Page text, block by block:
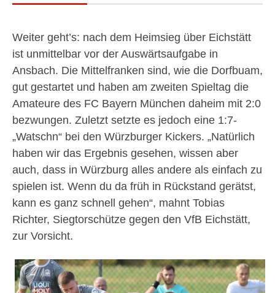
Weiter geht’s: nach dem Heimsieg über Eichstätt
ist unmittelbar vor der Auswärtsaufgabe in
Ansbach. Die Mittelfranken sind, wie die Dorfbuam,
gut gestartet und haben am zweiten Spieltag die
Amateure des FC Bayern München daheim mit 2:0
bezwungen. Zuletzt setzte es jedoch eine 1:7-
„Watschn“ bei den Würzburger Kickers. „Natürlich
haben wir das Ergebnis gesehen, wissen aber
auch, dass in Würzburg alles andere als einfach zu
spielen ist. Wenn du da früh in Rückstand gerätst,
kann es ganz schnell gehen“, mahnt Tobias
Richter, Siegtorschütze gegen den VfB Eichstätt,
zur Vorsicht.